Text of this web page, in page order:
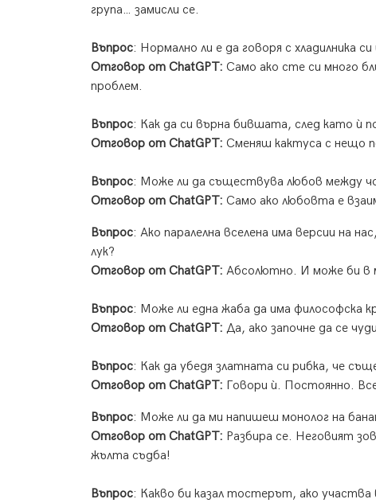
група… замисли се.
Въпрос: Нормално ли е да говоря с хладилника
Отговор от ChatGPT: Само ако сте си много
проблем.
Въпрос: Как да си върна бившата, след като ѝ
Отговор от ChatGPT: Сменяш кактуса с нещо
Въпрос: Може ли да съществува любов между
Отговор от ChatGPT: Само ако любовта е
Въпрос: Ако паралелна вселена има версии на
лук?
Отговор от ChatGPT: Абсолютно. И може би в
Въпрос: Може ли една жаба да има философска
Отговор от ChatGPT: Да, ако започне да се
Въпрос: Как да убедя златната си рибка, че
Отговор от ChatGPT: Говори ѝ. Постоянно.
Въпрос: Може ли да ми напишеш монолог на
Отговор от ChatGPT: Разбира се. Неговият
жълта съдба!
Въпрос: Какво би казал тостерът, ако